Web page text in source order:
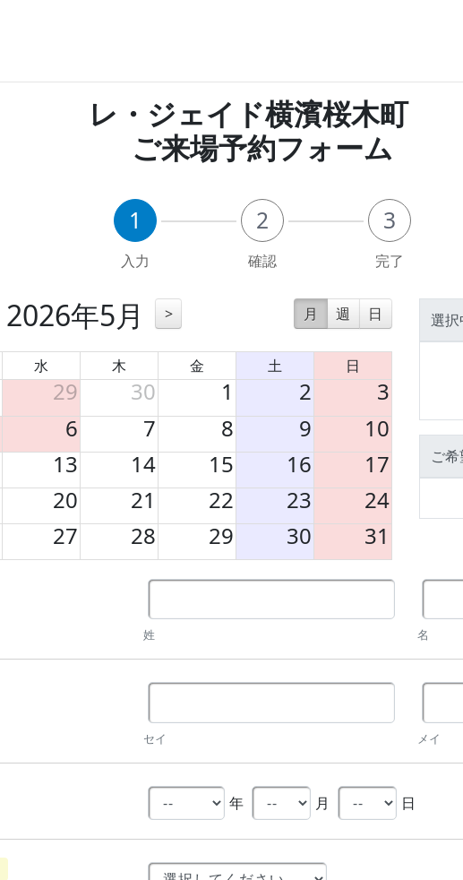
レ・ジェイド横濱桜木町
ご来場予約フォーム
1
入力
2
確認
3
完了
月 週 日
2026年5月 >
水 木 金 土 日
29 30 1 2
3
6 7 8 9
10
13 14 15 16
17
20 21 22 23
24
27 28 29 30 31
選
ご
姓 名
セイ メイ
年 月 日